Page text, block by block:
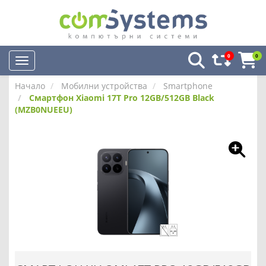
0 0
Начало Мобилни устройства
Smartphone
Смартфон Xiaomi 17T Pro 12GB/512GB Black
(MZB0NUEEU)